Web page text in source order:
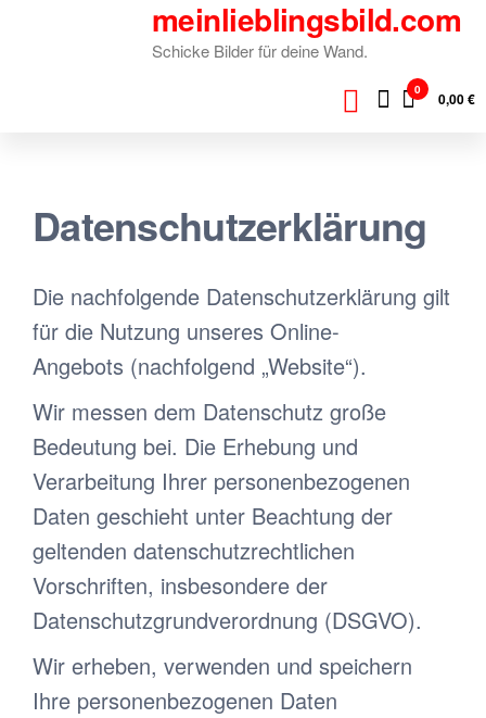
meinlieblingsbild.com
Schicke Bilder für deine Wand.
0 0,00 €
Datenschutzerklärung
Die nachfolgende Datenschutzerklärung gilt
für die Nutzung unseres Online-
Angebots (nachfolgend „Website“).
Wir messen dem Datenschutz große
Bedeutung bei. Die Erhebung und
Verarbeitung Ihrer personenbezogenen
Daten geschieht unter Beachtung der
geltenden datenschutzrechtlichen
Vorschriften, insbesondere der
Datenschutzgrundverordnung (DSGVO).
Wir erheben, verwenden und speichern
Ihre personenbezogenen Daten